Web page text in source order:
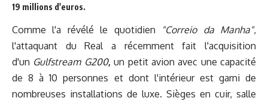
19 millions d'euros.
Comme l'a révélé le quotidien "Correio da Manha",
l'attaquant du Real a récemment fait l'acquisition
d'un Gulfstream G200, un petit avion avec une capacité
de 8 à 10 personnes et dont l'intérieur est garni de
nombreuses installations de luxe. Sièges en cuir, salle